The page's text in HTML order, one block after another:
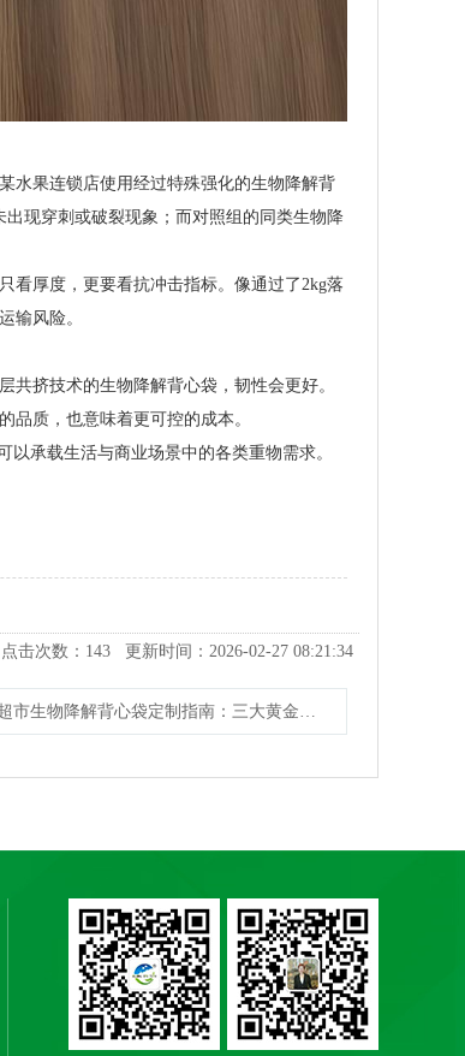
水果连锁店使用经过特殊强化的生物降解背
现穿刺或破裂现象；而对照组的同类生物降
看厚度，更要看抗冲击指标。像通过了2kg落
输风险。
挤技术的生物降解背心袋，韧性会更好。
品质，也意味着更可控的成本。
承载生活与商业场景中的各类重物需求。
点击次数： 143 更新时间：2026-02-27 08:21:34
市生物降解背心袋定制指南：三大黄金尺寸与零偏差工艺揭秘